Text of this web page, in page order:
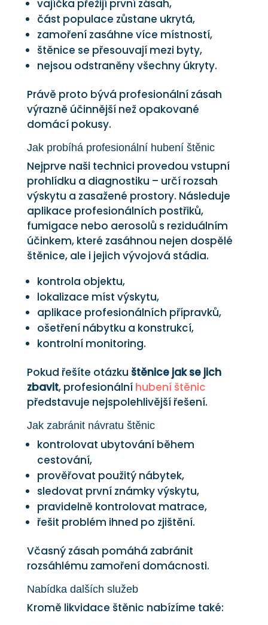
vajíčka přežijí první zásah,
část populace zůstane ukrytá,
zamoření zasáhne více místností,
štěnice se přesouvají mezi byty,
nejsou odstraněny všechny úkryty.
Právě proto bývá profesionální zásah
výrazně účinnější než opakované
domácí pokusy.
Jak probíhá profesionální hubení štěnic
Nejprve naši technici provedou vstupní
prohlídku a diagnostiku – určí rozsah
výskytu a zasažené prostory. Následuje
aplikace profesionálních postřiků,
fumigace nebo aerosolů s reziduálním
účinkem, které zasáhnou nejen dospělé
štěnice, ale i jejich vývojová stádia.
kontrola objektu,
lokalizace míst výskytu,
aplikace profesionálních přípravků,
ošetření nábytku a konstrukcí,
kontrolní monitoring.
Pokud řešíte otázku štěnice jak se jich
zbavit, profesionální hubení štěnic
představuje nejspolehlivější řešení.
Jak zabránit návratu štěnic
kontrolovat ubytování během
cestování,
prověřovat použitý nábytek,
sledovat první známky výskytu,
pravidelně kontrolovat matrace,
řešit problém ihned po zjištění.
Včasný zásah pomáhá zabránit
rozsáhlému zamoření domácnosti.
Nabídka dalších služeb
Kromě likvidace štěnic nabízíme také: